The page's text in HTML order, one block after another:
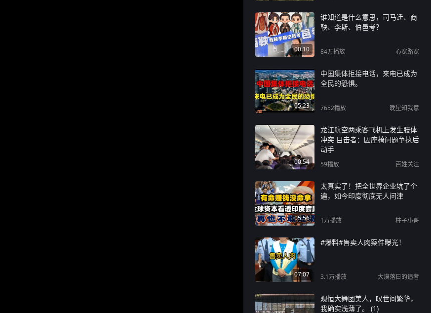
00:10
谁知道是什么意思，司马迁、商
鞅、李斯、伯邑考？
84万播放 心宽路宽
05:23
中国集体拒接电话，来电已成为
全民的恐惧。
7652播放 晚星知我意
00:54
龙江航空两乘客飞机上发生肢体
冲突 目击者：因座椅问题争执后
动手
59播放 百姓关注
05:56
太真实了！把全世界企业坑了个
遍，如今印度彻底无人问津
1万播放 柱子小哥
07:07
#爆料#售卖人肉案件曝光！
3.1万播放 大漠落日的追者
观恒大舞团美人，叹世间繁华，
我确实浅薄了。 (1)